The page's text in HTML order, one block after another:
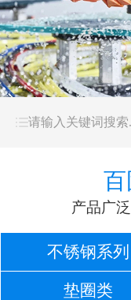
百
产品广
不锈钢系列
垫圈类